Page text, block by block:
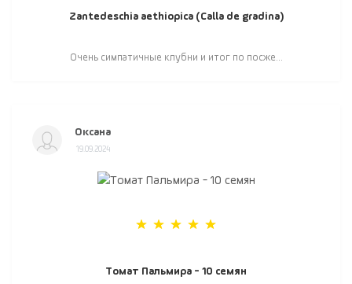
Zantedeschia aethiopica (Calla de gradina)
Очень симпатичные клубни и итог по посже...
Оксана
19.09.2024
Томат Пальмира - 10 семян